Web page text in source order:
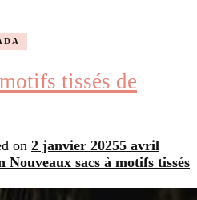
tissés de
on 2 janvier 20255 avril
Nouveaux sacs à motifs tissés